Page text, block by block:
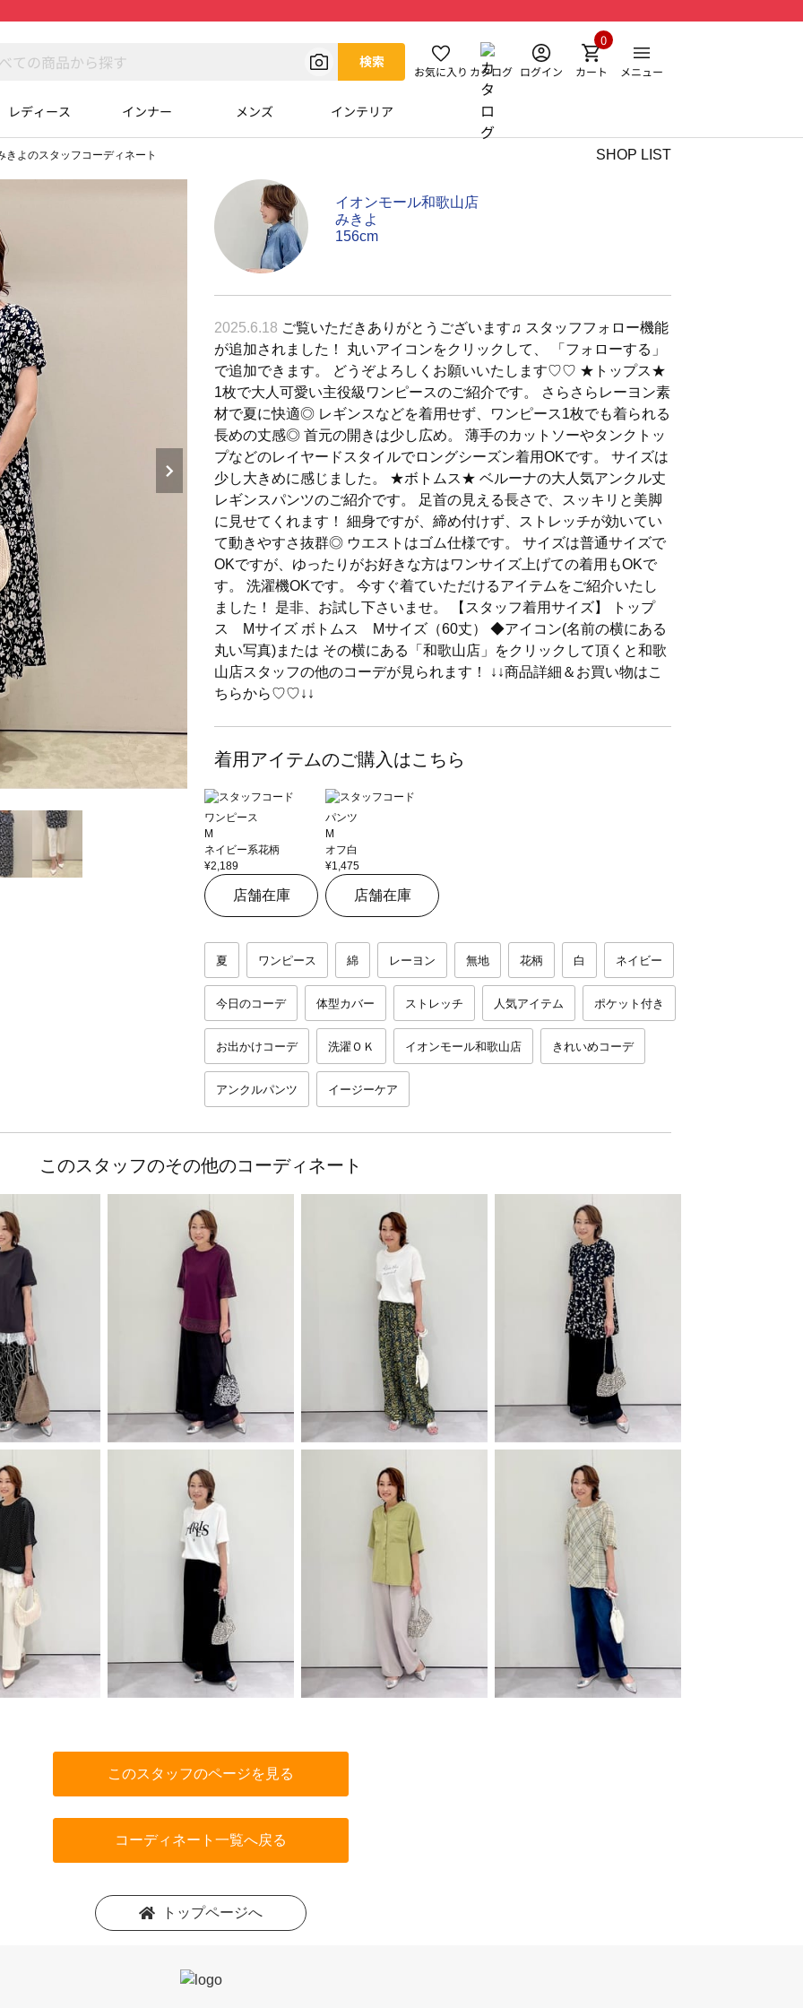
検索
お気に入り カタログ ログイン カート
0
メニュー
レディース インナー メンズ インテリア
きよのスタッフコーディネート SHOP LIST
イオンモール和歌山店
みきよ
156cm
2025.6.18 ご覧いただきありがとうございます♫ スタッフフォロー機能
が追加されました！ 丸いアイコンをクリックして、 「フォローする」
で追加できます。 どうぞよろしくお願いいたします♡♡ ★トップス★
1枚で大人可愛い主役級ワンピースのご紹介です。 さらさらレーヨン素
材で夏に快適◎ レギンスなどを着用せず、ワンピース1枚でも着られる
長めの丈感◎ 首元の開きは少し広め。 薄手のカットソーやタンクトッ
プなどのレイヤードスタイルでロングシーズン着用OKです。 サイズは
少し大きめに感じました。 ★ボトムス★ ベルーナの大人気アンクル丈
レギンスパンツのご紹介です。 足首の見える長さで、スッキリと美脚
に見せてくれます！ 細身ですが、締め付けず、ストレッチが効いてい
て動きやすさ抜群◎ ウエストはゴム仕様です。 サイズは普通サイズで
OKですが、ゆったりがお好きな方はワンサイズ上げての着用もOKで
す。 洗濯機OKです。 今すぐ着ていただけるアイテムをご紹介いたし
ました！ 是非、お試し下さいませ。 【スタッフ着用サイズ】 トップ
ス Mサイズ ボトムス Mサイズ（60丈） ◆アイコン(名前の横にある
丸い写真)または その横にある「和歌山店」をクリックして頂くと和歌
山店スタッフの他のコーデが見られます！ ↓↓商品詳細＆お買い物はこ
ちらから♡♡↓↓
着用アイテムのご購入はこちら
ワンピース
M
ネイビー系花柄
¥2,189
店舗在庫
パンツ
M
オフ白
¥1,475
店舗在庫
夏 ワンピース 綿 レーヨン 無地 花柄 白 ネイビー
今日のコーデ 体型カバー ストレッチ 人気アイテム ポケット付き
お出かけコーデ 洗濯ＯＫ イオンモール和歌山店 きれいめコーデ
アンクルパンツ イージーケア
このスタッフのその他のコーディネート
このスタッフのページを見る
コーディネート一覧へ戻る
トップページへ